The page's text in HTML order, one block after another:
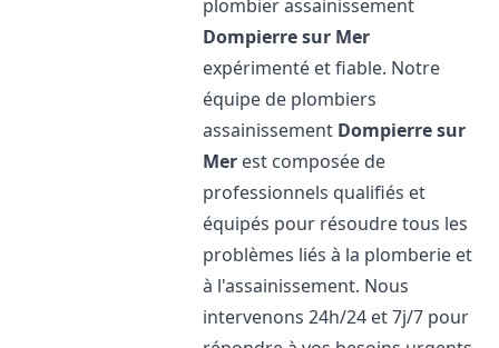
plombier assainissement
Dompierre sur Mer
expérimenté et fiable. Notre
équipe de plombiers
assainissement Dompierre sur
Mer est composée de
professionnels qualifiés et
équipés pour résoudre tous les
problèmes liés à la plomberie et
à l'assainissement. Nous
intervenons 24h/24 et 7j/7 pour